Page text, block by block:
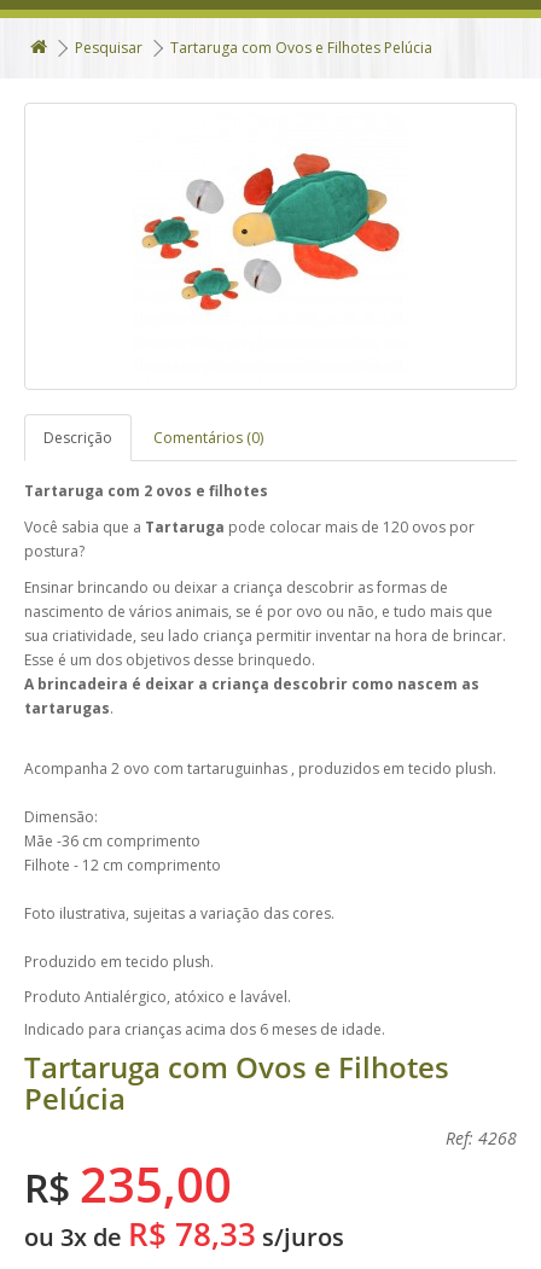
Pesquisar Tartaruga com Ovos e Filhotes Pelúcia
Descrição Comentários (0)
Tartaruga com 2 ovos e filhotes
Você sabia que a Tartaruga pode colocar mais de 120 ovos por
postura?
Ensinar brincando ou deixar a criança descobrir as formas de
nascimento de vários animais, se é por ovo ou não, e tudo mais que
sua criatividade, seu lado criança permitir inventar na hora de brincar.
Esse é um dos objetivos desse brinquedo.
A brincadeira é deixar a criança descobrir como nascem as
tartarugas.
Acompanha 2 ovo com tartaruguinhas , produzidos em tecido plush.
Dimensão:
Mãe -36 cm comprimento
Filhote - 12 cm comprimento
Foto ilustrativa, sujeitas a variação das cores.
Produzido em tecido plush.
Produto Antialérgico, atóxico e lavável.
Indicado para crianças acima dos 6 meses de idade.
Tartaruga com Ovos e Filhotes
Pelúcia
Ref: 4268
R$ 235,00
ou 3x de R$ 78,33 s/juros